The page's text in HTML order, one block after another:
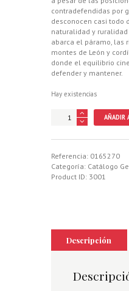
contradefendidas por
desconocen casi todo
naturalidad y
abarca el páramo, las
montes de León y
donde el equilibrio
defender y mantener.
Hay existencias
UN
FURTIVO
cantidad
AÑADIR
Referencia: 0165270
Categoría: Catálogo
Product ID: 3001
Descripción